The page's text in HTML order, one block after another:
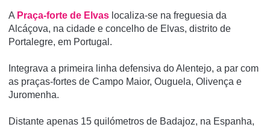
A Praça-forte de Elvas localiza-se na freguesia da
Alcáçova, na cidade e concelho de Elvas, distrito de
Portalegre, em Portugal.
Integrava a primeira linha defensiva do Alentejo, a par com
as praças-fortes de Campo Maior, Ouguela, Olivença e
Juromenha.
Distante apenas 15 quilómetros de Badajoz, na Espanha,